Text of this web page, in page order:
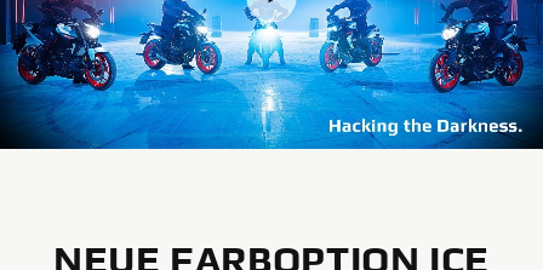
NEUE FARBOPTION ICE